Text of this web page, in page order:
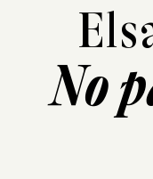
No